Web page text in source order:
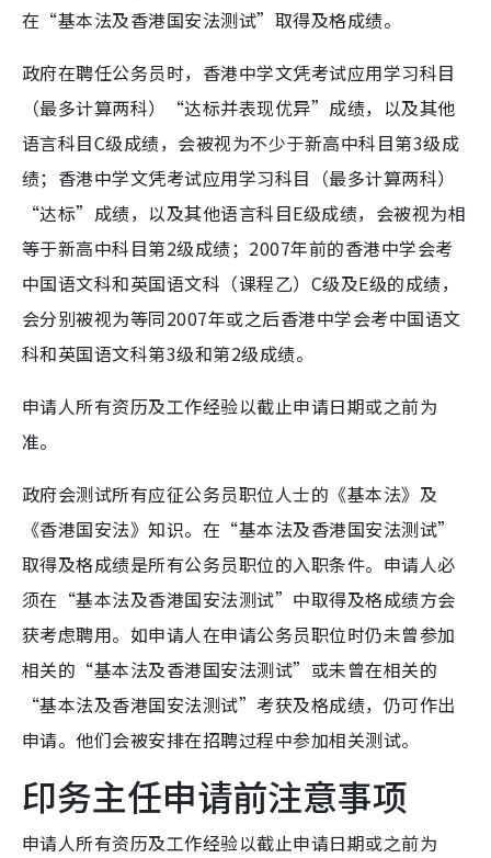
在“基本法及香港国安法测试”取得及格成绩。
政府在聘任公务员时，香港中学文凭考试应用学习科目
（最多计算两科）“达标并表现优异”成绩，以及其他
语言科目C级成绩，会被视为不少于新高中科目第3级成
绩；香港中学文凭考试应用学习科目（最多计算两科）
“达标”成绩，以及其他语言科目E级成绩，会被视为相
等于新高中科目第2级成绩；2007年前的香港中学会考
中国语文科和英国语文科（课程乙）C级及E级的成绩，
会分别被视为等同2007年或之后香港中学会考中国语文
科和英国语文科第3级和第2级成绩。
申请人所有资历及工作经验以截止申请日期或之前为
准。
政府会测试所有应征公务员职位人士的《基本法》及
《香港国安法》知识。在“基本法及香港国安法测试”
取得及格成绩是所有公务员职位的入职条件。申请人必
须在“基本法及香港国安法测试”中取得及格成绩方会
获考虑聘用。如申请人在申请公务员职位时仍未曾参加
相关的“基本法及香港国安法测试”或未曾在相关的
“基本法及香港国安法测试”考获及格成绩，仍可作出
申请。他们会被安排在招聘过程中参加相关测试。
印务主任申请前注意事项
申请人所有资历及工作经验以截止申请日期或之前为